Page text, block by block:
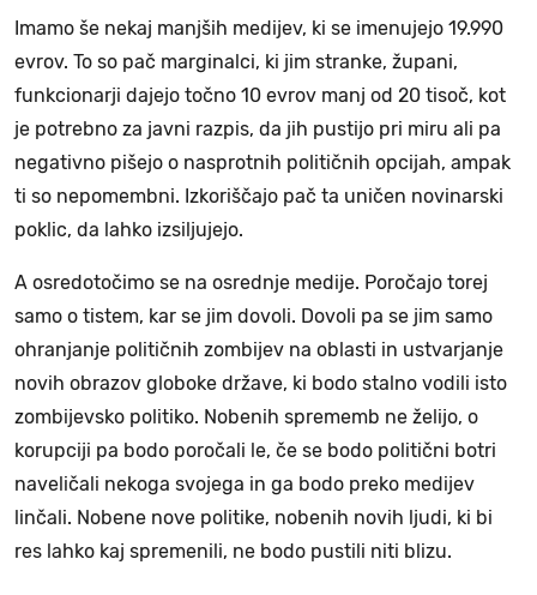
Imamo še nekaj manjših medijev, ki se imenujejo 19.990
evrov. To so pač marginalci, ki jim stranke, župani,
funkcionarji dajejo točno 10 evrov manj od 20 tisoč, kot
je potrebno za javni razpis, da jih pustijo pri miru ali pa
negativno pišejo o nasprotnih političnih opcijah, ampak
ti so nepomembni. Izkoriščajo pač ta uničen novinarski
poklic, da lahko izsiljujejo.
A osredotočimo se na osrednje medije. Poročajo torej
samo o tistem, kar se jim dovoli. Dovoli pa se jim samo
ohranjanje političnih zombijev na oblasti in ustvarjanje
novih obrazov globoke države, ki bodo stalno vodili isto
zombijevsko politiko. Nobenih sprememb ne želijo, o
korupciji pa bodo poročali le, če se bodo politični botri
naveličali nekoga svojega in ga bodo preko medijev
linčali. Nobene nove politike, nobenih novih ljudi, ki bi
res lahko kaj spremenili, ne bodo pustili niti blizu.